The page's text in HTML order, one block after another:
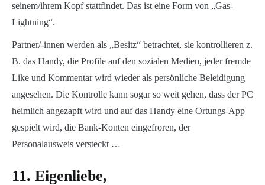
seinem/ihrem Kopf stattfindet. Das ist eine Form von „Gas-
Lightning“.
Partner/-innen werden als „Besitz“ betrachtet, sie kontrollieren z.
B. das Handy, die Profile auf den sozialen Medien, jeder fremde
Like und Kommentar wird wieder als persönliche Beleidigung
angesehen. Die Kontrolle kann sogar so weit gehen, dass der PC
heimlich angezapft wird und auf das Handy eine Ortungs-App
gespielt wird, die Bank-Konten eingefroren, der
Personalausweis versteckt …
11. Eigenliebe,